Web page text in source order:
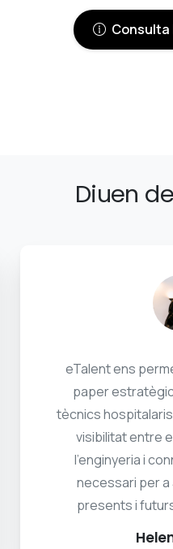
Diuen de
eTalent ens
paper
tècnics
visibilitat entre
l'enginyeria i
necessari per
presents i